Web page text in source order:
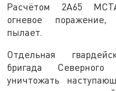
Расчётом 2А65
огневое поражение,
пылает.
Отдельная
бригада
уничтожать